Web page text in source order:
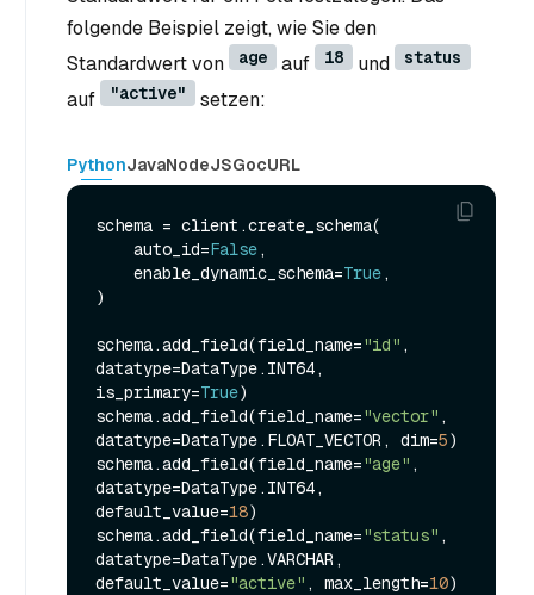
folgende Beispiel zeigt, wie Sie den
Standardwert von
age auf 18 und status
auf "active" setzen:
PythonJavaNodeJSGocURL
schema = client.create_schema(
    auto_id=
False ,
    enable_dynamic_schema=
True ,
)
schema.add_field(field_name="id" ,
datatype=DataType.INT64,
is_primary=True)
schema.add_field(field_name="vector" ,
datatype=DataType.FLOAT_VECTOR, dim=5)
schema.add_field(field_name="age" ,
datatype=DataType.INT64,
default_value=18)
schema.add_field(field_name="status" ,
datatype=DataType.VARCHAR,
default_value="active" , max_length=10)